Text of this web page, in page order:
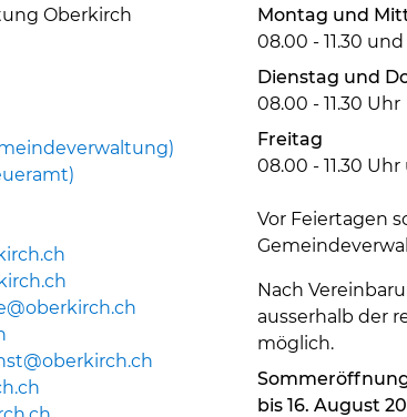
Oberkirch
Montag und
08.00 - 11.30
Dienstag und
08.00 - 11.30 Uhr
Freitag
08.00 - 11.30
Vor Feiertagen
Nach
ausserhalb der
möglich.
bis 16. August